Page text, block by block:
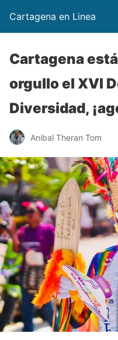
Cartagena en Linea
Cartagena
orgullo el XVI
Diversidad,
Anibal Theran Tom